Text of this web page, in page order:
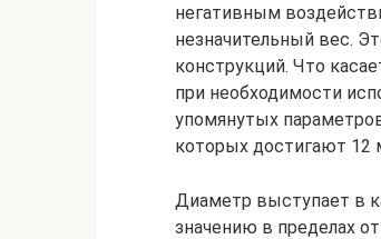
негативным
незначительный вес.
конструкций. Что
при необходимости
упомянутых
которых достигают 12
Диаметр выступает в
значению в пределах